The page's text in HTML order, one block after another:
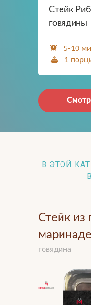
Стейк
говядины
5-10
1
В ЭТОЙ
Стейк из
маринаде
говядина